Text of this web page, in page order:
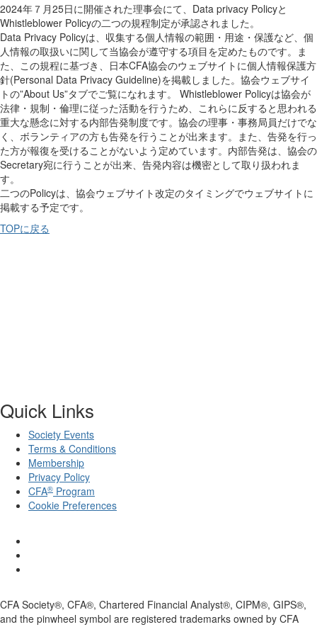
2024年７月25日に開催された理事会にて、Data privacy Policyと
Whistleblower Policyの二つの規程制定が承認されました。
Data Privacy Policyは、収集する個人情報の範囲・用途・保護など、個
人情報の取扱いに関して当協会が遵守する項目を定めたものです。ま
た、この規程に基づき、日本CFA協会のウェブサイトに個人情報保護方
針(Personal Data Privacy Guideline)を掲載しました。協会ウェブサイ
トの”About Us”タブでご覧になれます。 Whistleblower Policyは協会が
法律・規制・倫理に従った活動を行うため、これらに反すると思われる
重大な懸念に対する内部告発制度です。協会の理事・事務局員だけでな
く、ボランティアの方も告発を行うことが出来ます。また、告発を行っ
た方が報復を受けることがないよう定めています。内部告発は、協会の
Secretary宛に行うことが出来、告発内容は機密として取り扱われま
す。
二つのPolicyは、協会ウェブサイト改定のタイミングでウェブサイトに
掲載する予定です。
TOPに戻る
Quick Links
Society Events
Terms & Conditions
Membership
Privacy Policy
CFA® Program
Cookie Preferences
CFA Society®, CFA®, Chartered Financial Analyst®, CIPM®, GIPS®,
and the pinwheel symbol are registered trademarks owned by CFA